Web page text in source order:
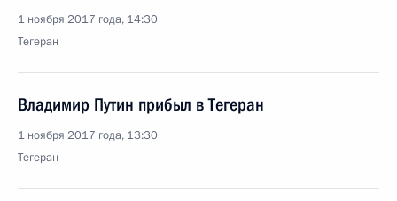
1 ноября 2017 года, 14:30
Тегеран
Владимир Путин прибыл в Тегеран
1 ноября 2017 года, 13:30
Тегеран